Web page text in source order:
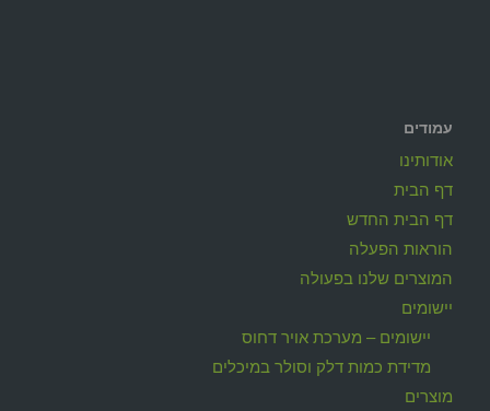
עמודים
אודותינו
דף הבית
דף הבית החדש
הוראות הפעלה
המוצרים שלנו בפעולה
יישומים
יישומים – מערכת אויר דחוס
מדידת כמות דלק וסולר במיכלים
מוצרים